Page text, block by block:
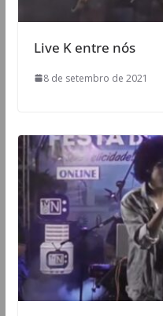
Live K entre nós
8 de setembro de 2021